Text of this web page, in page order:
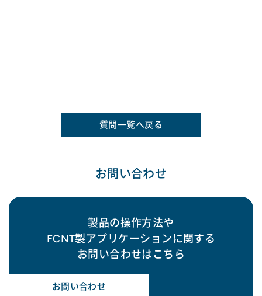
質問一覧へ戻る
お問い合わせ
製品の操作方法や
FCNT製アプリケーションに関する
お問い合わせはこちら
お問い合わせ